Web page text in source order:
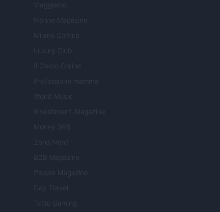
Viaggiamo
Nonne Magazine
Milano Cortina
Luxury Club
Il Calcio Online
Professione mamma
World Music
Investimenti Magazine
Money 365
Zona Nerd
B2B Magazine
People Magazine
Day Travel
Tutto Gaming